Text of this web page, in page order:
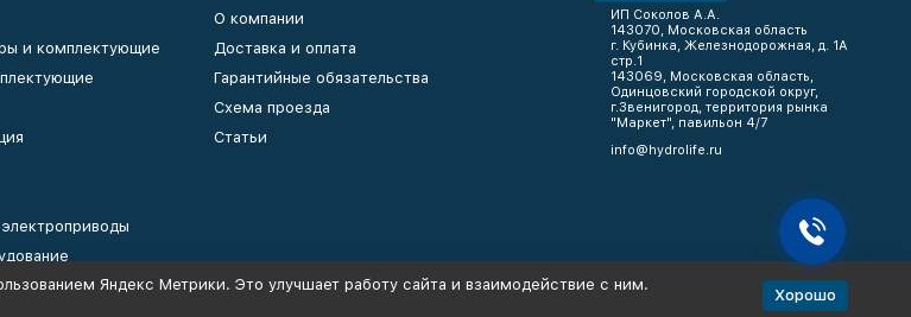
и комплектующие
группы
О компании
Доставка и оплата
Гарантийные обязательства
Схема проезда
Статьи
ИП Соколов А.А.
143070, Московская область
г. Кубинка, Железнодорожная, д. 1А
стр.1
143069, Московская область,
Одинцовский городской округ,
г.Звенигород, территория рынка
"Маркет", павильон 4/7
info@hydrolife.ru
Яндекс Метрики. Это улучшает работу сайта и взаимодействие с ним.
Хорошо